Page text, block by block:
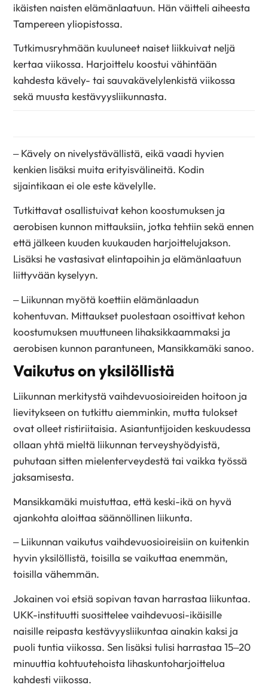
ikäisten naisten elämänlaatuun. Hän väitteli aiheesta
Tampereen yliopistossa.
Tutkimusryhmään kuuluneet naiset liikkuivat neljä
kertaa viikossa. Harjoittelu koostui vähintään
kahdesta kävely- tai sauvakävelylenkistä viikossa
sekä muusta kestävyysliikunnasta.
– Kävely on nivelystävällistä, eikä vaadi hyvien
kenkien lisäksi muita erityisvälineitä. Kodin
sijaintikaan ei ole este kävelylle.
Tutkittavat osallistuivat kehon koostumuksen ja
aerobisen kunnon mittauksiin, jotka tehtiin sekä ennen
että jälkeen kuuden kuukauden harjoittelujakson.
Lisäksi he vastasivat elintapoihin ja elämänlaatuun
liittyvään kyselyyn.
– Liikunnan myötä koettiin elämänlaadun
kohentuvan. Mittaukset puolestaan osoittivat kehon
koostumuksen muuttuneen lihaksikkaammaksi ja
aerobisen kunnon parantuneen, Mansikkamäki sanoo.
Vaikutus on yksilöllistä
Liikunnan merkitystä vaihdevuosioireiden hoitoon ja
lievitykseen on tutkittu aiemminkin, mutta tulokset
ovat olleet ristiriitaisia. Asiantuntijoiden keskuudessa
ollaan yhtä mieltä liikunnan terveyshyödyistä,
puhutaan sitten mielenterveydestä tai vaikka työssä
jaksamisesta.
Mansikkamäki muistuttaa, että keski-ikä on hyvä
ajankohta aloittaa säännöllinen liikunta.
– Liikunnan vaikutus vaihdevuosioireisiin on kuitenkin
hyvin yksilöllistä, toisilla se vaikuttaa enemmän,
toisilla vähemmän.
Jokainen voi etsiä sopivan tavan harrastaa liikuntaa.
UKK-instituutti suosittelee vaihdevuosi-ikäisille
naisille reipasta kestävyysliikuntaa ainakin kaksi ja
puoli tuntia viikossa. Sen lisäksi tulisi harrastaa 15–20
minuuttia kohtuutehoista lihaskuntoharjoittelua
kahdesti viikossa.